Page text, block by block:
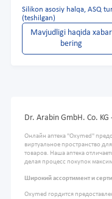
Silikon asosiy halqa, ASQ
(teshilgan)
Mavjudligi haqida xabar
bering
Dr. Arabin GmbH. Co.
Онлайн аптека "Oxymed"
виртуальное пространство
товаров. Наша аптека
делая процесс покупок
Широкий ассортимент и
Oxymed гордится